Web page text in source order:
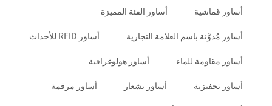
أساور قماشية أساور الفئة المميزة
أساور مُدوَّنة باسم العلامة التجارية أساور RFID للأحداث
أساور مقاومة للماء أساور هولوغرافية
أساور تحفيزية أساور بشعار أساور مرقمة